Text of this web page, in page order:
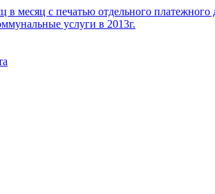
в месяц с печатью отдельного
услуги в 2013г.